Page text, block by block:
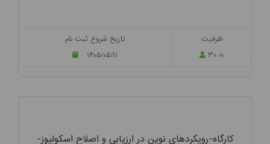
تاریخ شروع ثبت نام
۱۴۰۵/۰۵/۱۱
ظرفیت
۳۰ /۰
کارگاه-رویکردهای نوین در ارزیابی و اصلاح اسکولیوز-